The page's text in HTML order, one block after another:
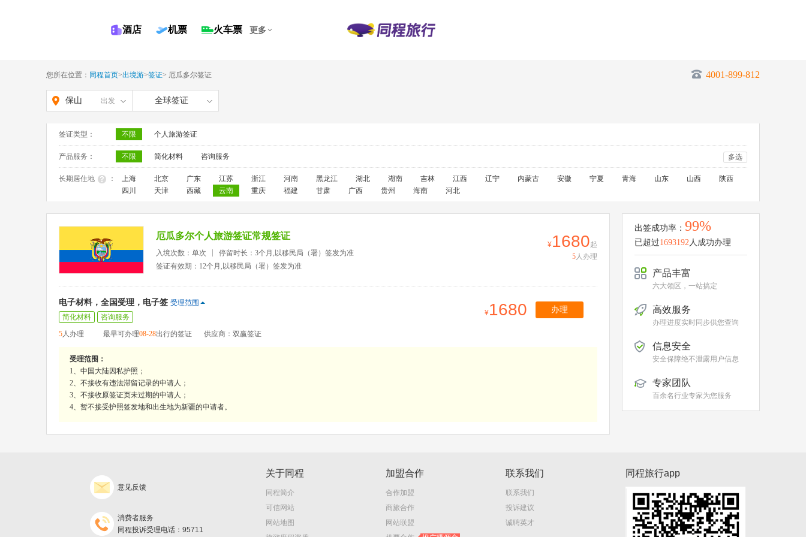
酒店 机票 火车票 更多
您所在位置： 同程首页>出境游>签证> 厄瓜多尔签证 4001-899-812
保山 出发 全球签证
签证类型： 不限 个人旅游签证
产品服务： 不限 简化材料 咨询服务 多选
长期居住地 ： 上海 北京 广东 江苏 浙江 河南 黑龙江 湖北 湖南 吉林 江西 辽宁 内蒙古 安徽 宁夏 青海 山东 山西
陕西
四川
天津 西藏 云南 重庆 福建 甘肃 广西 贵州 海南 河北
厄瓜多尔个人旅游签证常规签证
入境次数：单次
停留时长：3个月,以移民局（署）签发为准
签证有效期：12个月,以移民局（署）签发为准
1680起
5人办理
电子材料，全国受理，电子签 受理范围
简化材料
咨询服务
5人办理 最早可办理08-28出行的签证 供应商：双赢签证
1680 办理
受理范围：
1、中国大陆因私护照；
2、不接收有违法滞留记录的申请人；
3、不接收原签证页未过期的申请人；
4、暂不接受护照签发地和出生地为新疆的申请者。
出签成功率： 99%
已超过1693192人成功办理
产品丰富
六大领区，一站搞定
高效服务
办理进度实时同步供您查询
信息安全
安全保障绝不泄露用户信息
专家团队
百余名行业专家为您服务
意见反馈
消费者服务
同程投诉受理电话：95711
关于同程
同程简介
可信网站
网站地图
加盟合作
合作加盟
商旅合作
网站联盟
联系我们
联系我们
投诉建议
诚聘英才
同程旅行app